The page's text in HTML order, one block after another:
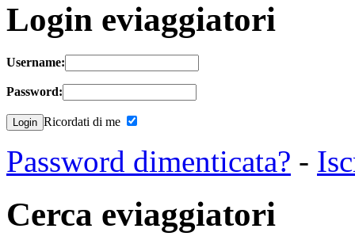
Login eviaggiatori
Username:
Password:
Ricordati di me
Password dimenticata? -
Cerca eviaggiatori